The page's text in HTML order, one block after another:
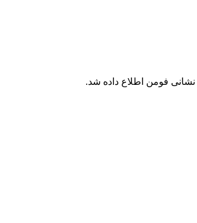
فومن اطلاع داده شد.